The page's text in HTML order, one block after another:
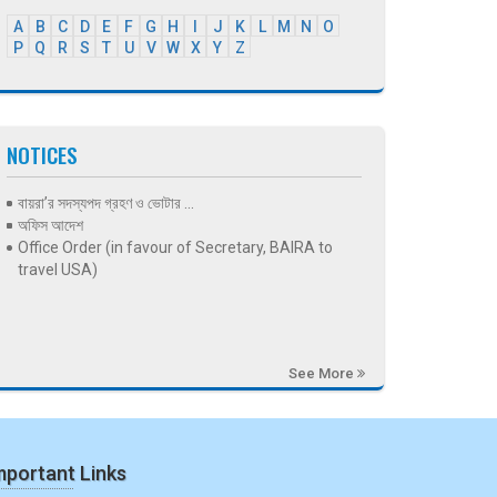
A B C D E F G H J K L M N
O
P
Q R S T U V W X Y Z
NOTICES
বায়রা’র সদস্যপদ গ্রহণ ও ভোটার ...
অফিস আদেশ
Office Order (in favour of Secretary, BAIRA to
travel USA)
See More
Links